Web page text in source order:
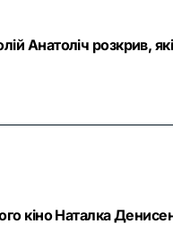
Анатоліч розкрив,
кіно Наталка